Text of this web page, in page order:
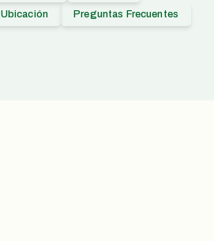
Ubicación Preguntas Frecuentes